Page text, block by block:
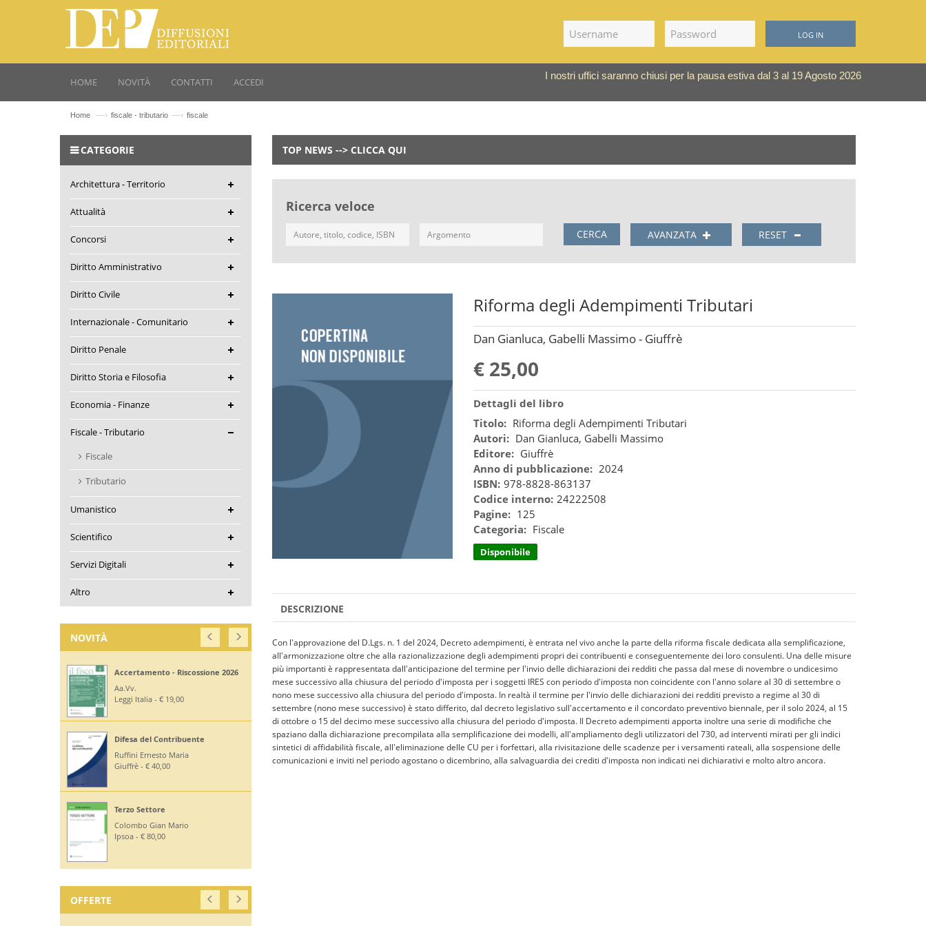
LOG IN
HOME NOVITÀ CONTATTI ACCEDI
I nostri uffici saranno chiusi per la pausa estiva dal 3 al 19 Agosto 2026
Home —› fiscale - tributario —› fiscale
TOP NEWS --> CLICCA QUI
Ricerca veloce
CERCA AVANZATA RESET
Riforma degli Adempimenti Tributari
Dan Gianluca, Gabelli Massimo - Giuffrè
€ 25,00
Dettagli del libro
Titolo: Riforma degli Adempimenti Tributari
Autori: Dan Gianluca, Gabelli Massimo
Editore: Giuffrè
Anno di pubblicazione: 2024
ISBN: 978-8828-863137
Codice interno: 24222508
Pagine: 125
Categoria: Fiscale
Disponibile
DESCRIZIONE
Con l'approvazione del D.Lgs. n. 1 del 2024, Decreto adempimenti, è entrata nel vivo anche la parte della riforma fiscale dedicata alla semplificazione,
all'armonizzazione oltre che alla razionalizzazione degli adempimenti propri dei contribuenti e conseguentemente dei loro consulenti. Una delle misure
più importanti è rappresentata dall'anticipazione del termine per l'invio delle dichiarazioni dei redditi che passa dal mese di novembre o undicesimo
mese successivo alla chiusura del periodo d'imposta per i soggetti IRES con periodo d'imposta non coincidente con l'anno solare al 30 di settembre o
nono mese successivo alla chiusura del periodo d'imposta. In realtà il termine per l'invio delle dichiarazioni dei redditi previsto a regime al 30 di
settembre (nono mese successivo) è stato differito, dal decreto legislativo sull'accertamento e il concordato preventivo biennale, per il solo 2024, al 15
di ottobre o 15 del decimo mese successivo alla chiusura del periodo d'imposta. Il Decreto adempimenti apporta inoltre una serie di modifiche che
spaziano dalla dichiarazione precompilata alla semplificazione dei modelli, all'ampliamento degli utilizzatori del 730, ad interventi mirati per gli indici
sintetici di affidabilità fiscale, all'eliminazione delle CU per i forfettari, alla rivisitazione delle scadenze per i versamenti rateali, alla sospensione delle
comunicazioni e inviti nel periodo agostano o dicembrino, alla salvaguardia dei crediti d'imposta non indicati nei dichiarativi e molto altro ancora.
CATEGORIE
Architettura - Territorio
Attualità
Concorsi
Diritto Amministrativo
Diritto Civile
Internazionale - Comunitario
Diritto Penale
Diritto Storia e Filosofia
Economia - Finanze
Fiscale - Tributario
Fiscale
Tributario
Umanistico
Scientifico
Servizi Digitali
Altro
NOVITÀ
Accertamento - Riscossione 2026
Aa.Vv.
Leggi Italia - € 19,00
Difesa del Contribuente
Ruffini Ernesto Maria
Giuffrè - € 40,00
Terzo Settore
Colombo Gian Mario
Ipsoa - € 80,00
OFFERTE